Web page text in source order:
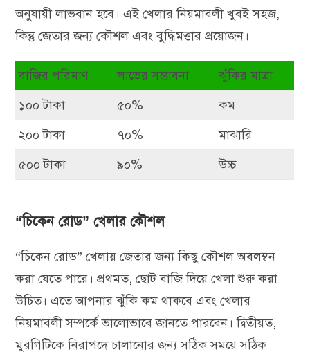
অনুযায়ী লাভবান হবে। এই খেলার নিয়মাবলী খুবই সহজ,
কিন্তু জেতার জন্য কৌশল এবং বুদ্ধিমত্তার প্রয়োজন।
বাজির পরিমাণ লাভের সম্ভাবনা
ঝুঁকির মাত্রা
১০০ টাকা
৫০%
কম
২০০ টাকা
৭০%
মাঝারি
৫০০ টাকা
৯০% উচ্চ
“চিকেন রোড” খেলার কৌশল
“চিকেন রোড” খেলায় জেতার জন্য কিছু কৌশল অবলম্বন
করা যেতে পারে। প্রথমত, ছোট বাজি দিয়ে খেলা শুরু করা
উচিত। এতে আপনার ঝুঁকি কম থাকবে এবং খেলার
নিয়মাবলী সম্পর্কে ভালোভাবে জানতে পারবেন। দ্বিতীয়ত,
মুরগিটিকে নিরাপদে চালানোর জন্য সঠিক সময়ে সঠিক